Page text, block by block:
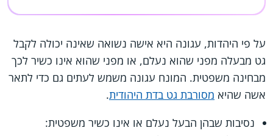
על פי היהדות, עגונה היא אישה נשואה שאינה יכולה לקבל
גט מבעלה מפני שהוא נעלם, או מפני שהוא אינו כשיר לכך
מבחינה משפטית. המונח עגונה משמש לעתים גם כדי לתאר
אשה שהיא מסורבת גט בדת היהודית.
נסיבות שבהן הבעל נעלם או אינו כשיר משפטית: